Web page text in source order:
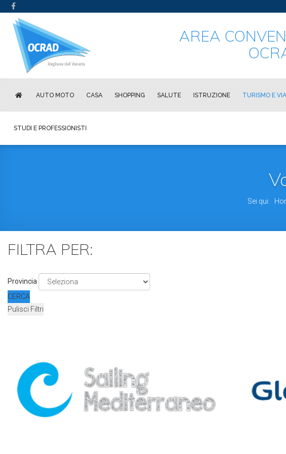
AREA
AUTO MOTO CASA SHOPPING SALUTE ISTRUZIONE TURISMO E
STUDI E PROFESSIONISTI
Sei qui:
FILTRA PER:
Provincia
CERCA
Pulisci Filtri